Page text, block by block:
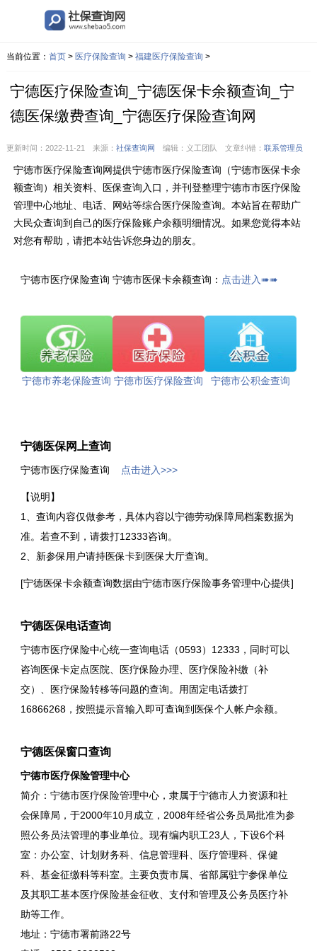
当前位置： 首页> 医疗保险查询 > 福建医疗保险查询 >
宁德医疗保险查询_宁德医保卡余额查询_宁
德医保缴费查询_宁德医疗保险查询网
更新时间：2022-11-21 来源： 社保查询网 编辑：义工团队 文章纠错： 联系管理员
宁德市医疗保险查询网提供宁德市医疗保险查询（宁德市医保卡余
额查询）相关资料、医保查询入口，并刊登整理宁德市市医疗保险
管理中心地址、电话、网站等综合医疗保险查询。本站旨在帮助广
大民众查询到自己的医疗保险账户余额明细情况。如果您觉得本站
对您有帮助，请把本站告诉您身边的朋友。
宁德市医疗保险查询 宁德市医保卡余额查询： 点击进入➠➠
宁德市养老保险查询 宁德市医疗保险查询 宁德市公积金查询
宁德医保网上查询
宁德市医疗保险查询 点击进入>>>
【说明】
1、查询内容仅做参考，具体内容以宁德劳动保障局档案数据为
准。若查不到，请拨打12333咨询。
2、新参保用户请持医保卡到医保大厅查询。
[宁德医保卡余额查询数据由宁德市医疗保险事务管理中心提供]
宁德医保电话查询
宁德市医疗保险中心统一查询电话（0593）12333，同时可以
咨询医保卡定点医院、医疗保险办理、医疗保险补缴（补
交）、医疗保险转移等问题的查询。用固定电话拨打
16866268，按照提示音输入即可查询到医保个人帐户余额。
宁德医保窗口查询
宁德市医疗保险管理中心
简介：宁德市医疗保险管理中心，隶属于宁德市人力资源和社
会保障局，于2000年10月成立，2008年经省公务员局批准为参
照公务员法管理的事业单位。现有编内职工23人，下设6个科
室：办公室、计划财务科、信息管理科、医疗管理科、保健
科、基金征缴科等科室。主要负责市属、省部属驻宁参保单位
及其职工基本医疗保险基金征收、支付和管理及公务员医疗补
助等工作。
地址：宁德市署前路22号